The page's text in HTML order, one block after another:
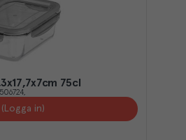
75cl
506724
(Logga in)